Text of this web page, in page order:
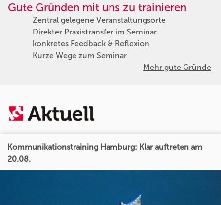
Gute Gründen mit uns zu trainieren
Zentral gelegene Veranstaltungsorte
Direkter Praxistransfer im Seminar
konkretes Feedback & Reflexion
Kurze Wege zum Seminar
Mehr gute Gründe
Kommunikationstraining Hamburg: Klar auftreten am
20.08.